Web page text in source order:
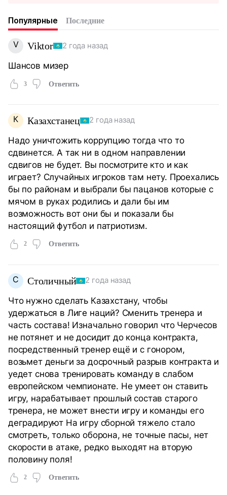
Популярные Последние
V Viktor 2 года назад
Шансов мизер
3 Ответить
К Казахстанец 2 года назад
Надо уничтожить коррупцию тогда что то
сдвинется. А так ни в одном направлении
сдвигов не будет. Вы посмотрите кто и как
играет? Случайных игроков там нету. Проехались
бы по районам и выбрали бы пацанов которые с
мячом в руках родились и дали бы им
возможность вот они бы и показали бы
настоящий футбол и патриотизм.
2 Ответить
С Столичный 2 года назад
Что нужно сделать Казахстану, чтобы
удержаться в Лиге наций? Сменить тренера и
часть состава! Изначально говорил что Черчесов
не потянет и не досидит до конца контракта,
посредственный тренер ещё и с гонором,
возьмет деньги за досрочный разрыв контракта и
уедет снова тренировать команду в слабом
европейском чемпионате. Не умеет он ставить
игру, нарабатывает прошлый состав старого
тренера, не может внести игру и команды его
деградируют На игру сборной тяжело стало
смотреть, только оборона, не точные пасы, нет
скорости в атаке, редко выходят на вторую
половину поля!
2 Ответить